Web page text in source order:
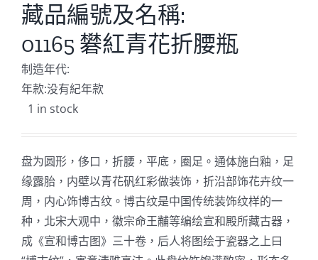
藏品編號及名稱:
01165 礬紅青花折腰瓶
制造年代:
年款:没有紀年款
1 in stock
盘为圆形，侈口，折腰，平底，圈足。通体施白釉，足
缘露胎，内壁以青花矾红彩做装饰，折沿部饰花卉纹一
周，内心饰博古纹。博古纹是中国传统装饰纹样的一
种，北宋大观中，徽宗命王黼等编绘宣和殿所藏古器，
成《宣和博古图》三十卷，后人将图绘于瓷器之上曰